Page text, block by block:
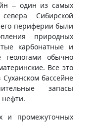
– один из самых
Сибирской
периферии были
природных
карбонатные и
обычно
Все это
Суханском бассейне
запасы
нефти.
и промежуточных